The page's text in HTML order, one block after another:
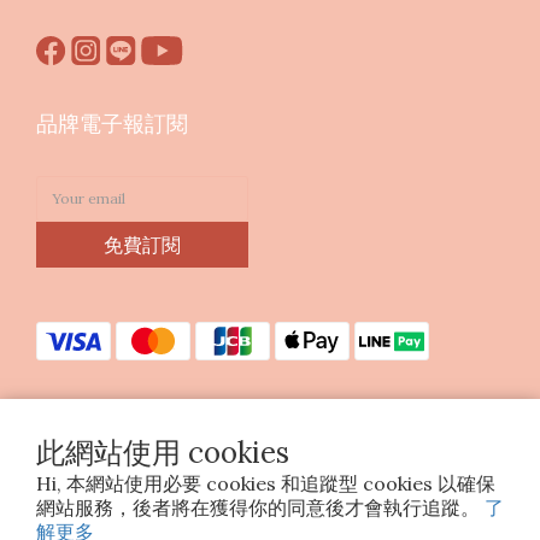
此網站使用 cookies
Hi, 本網站使用必要 cookies 和追蹤型 cookies 以確保
網站服務，後者將在獲得你的同意後才會執行追蹤。 了
解更多
品牌電子報訂閱
免費訂閱
Copyright © 2023 印花樂美感生活股份有限公司
統編25070663